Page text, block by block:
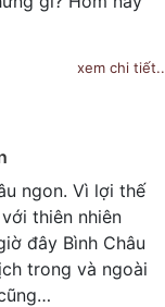
xem chi tiết..
ngon. Vì lợi thế
thiên nhiên
đây Bình Châu
trong và ngoài